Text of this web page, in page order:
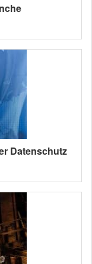
Datenschutz